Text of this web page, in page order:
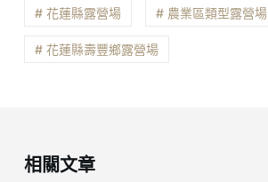
# 花蓮縣露營場 # 農業區類型露營場
# 花蓮縣壽豐鄉露營場
相關文章